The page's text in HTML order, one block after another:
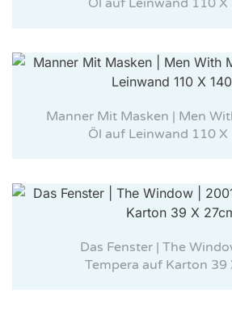
Manner Mit Masken | Men
Öl auf Leinwand 110
Das Fenster | The
Tempera auf Karton 39